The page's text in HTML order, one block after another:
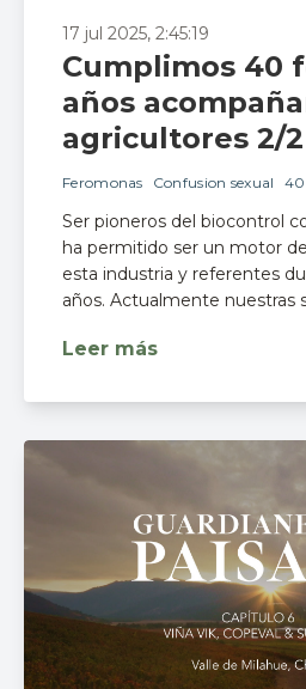
17 jul 2025, 2:45:19
Cumplimos 40
años
agricultores 2/2
Feromonas Confusion sexual 40
Ser pioneros del biocontrol
ha permitido ser un motor
esta industria y referentes
años. Actualmente nuestras
Leer más